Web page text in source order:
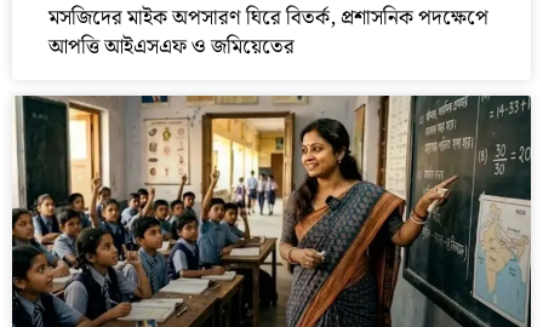
মসজিদের মাইক অপসারণ ঘিরে বিতর্ক, প্রশাসনিক পদক্ষেপে
আপত্তি আইএসএফ ও জমিয়েতের